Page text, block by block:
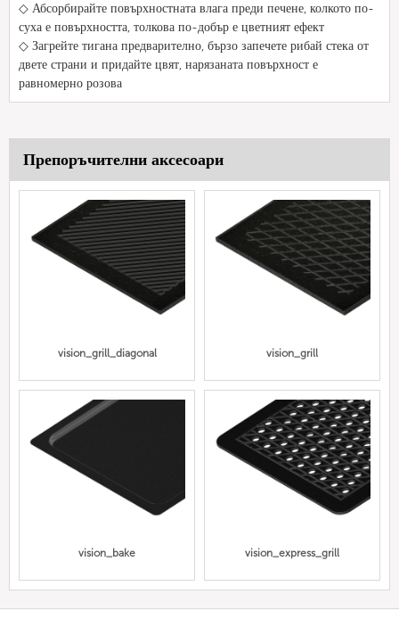
◇ Абсорбирайте повърхностната влага преди печене, колкото по-
суха е повърхността, толкова по-добър е цветният ефект
◇ Загрейте тигана предварително, бързо запечете рибай стека от
двете страни и придайте цвят, нарязаната повърхност е
равномерно розова
Препоръчителни аксесоари
vision_grill_diagonal vision_grill
vision_bake vision_express_grill